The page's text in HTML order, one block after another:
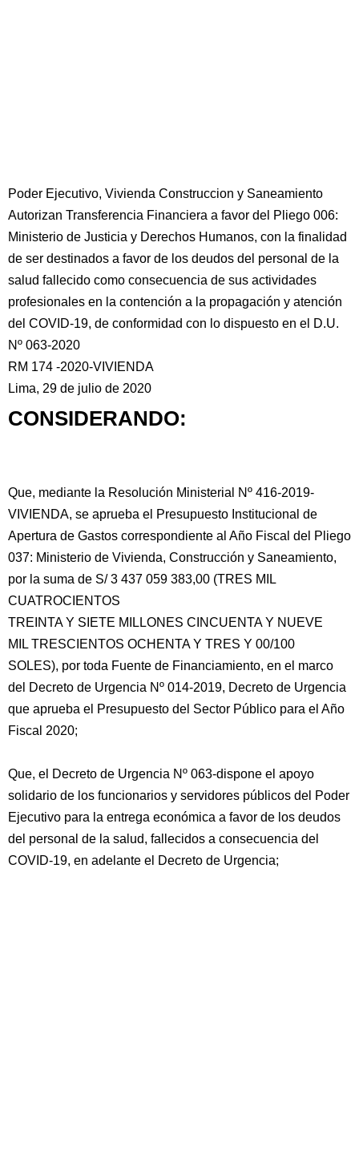
Poder Ejecutivo, Vivienda Construccion y Saneamiento
Autorizan Transferencia Financiera a favor del Pliego 006:
Ministerio de Justicia y Derechos Humanos, con la finalidad
de ser destinados a favor de los deudos del personal de la
salud fallecido como consecuencia de sus actividades
profesionales en la contención a la propagación y atención
del COVID-19, de conformidad con lo dispuesto en el D.U.
Nº 063-2020
RM 174 -2020-VIVIENDA
Lima, 29 de julio de 2020
CONSIDERANDO:
Que, mediante la Resolución Ministerial Nº 416-2019-
VIVIENDA, se aprueba el Presupuesto Institucional de
Apertura de Gastos correspondiente al Año Fiscal del Pliego
037: Ministerio de Vivienda, Construcción y Saneamiento,
por la suma de S/ 3 437 059 383,00 (TRES MIL
CUATROCIENTOS
TREINTA Y SIETE MILLONES CINCUENTA Y NUEVE
MIL TRESCIENTOS OCHENTA Y TRES Y 00/100
SOLES), por toda Fuente de Financiamiento, en el marco
del Decreto de Urgencia Nº 014-2019, Decreto de Urgencia
que aprueba el Presupuesto del Sector Público para el Año
Fiscal 2020;
Que, el Decreto de Urgencia Nº 063-dispone el apoyo
solidario de los funcionarios y servidores públicos del Poder
Ejecutivo para la entrega económica a favor de los deudos
del personal de la salud, fallecidos a consecuencia del
COVID-19, en adelante el Decreto de Urgencia;